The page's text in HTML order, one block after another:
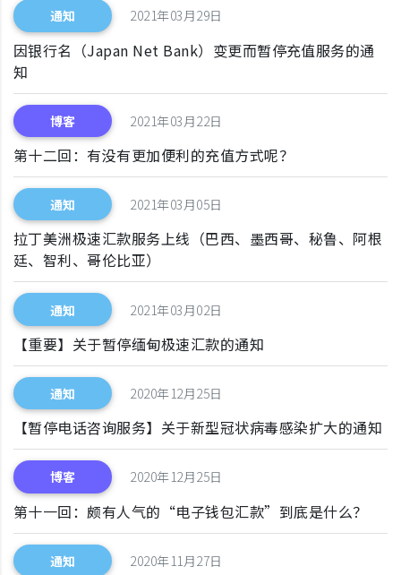
通知 2021年03月29日
因银行名（Japan Net Bank）变更而暂停充值服务的通
知
博客 2021年03月22日
第十二回：有没有更加便利的充值方式呢？
通知 2021年03月05日
拉丁美洲极速汇款服务上线（巴西、墨西哥、秘鲁、阿根
廷、智利、哥伦比亚）
通知 2021年03月02日
【重要】关于暂停缅甸极速汇款的通知
通知 2020年12月25日
【暂停电话咨询服务】关于新型冠状病毒感染扩大的通知
博客 2020年12月25日
第十一回：颇有人气的“电子钱包汇款”到底是什么？
通知 2020年11月27日